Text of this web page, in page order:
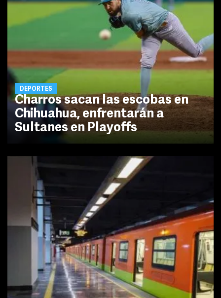
DEPORTES
Charros sacan las escobas en
Chihuahua, enfrentarán a
Sultanes en Playoffs